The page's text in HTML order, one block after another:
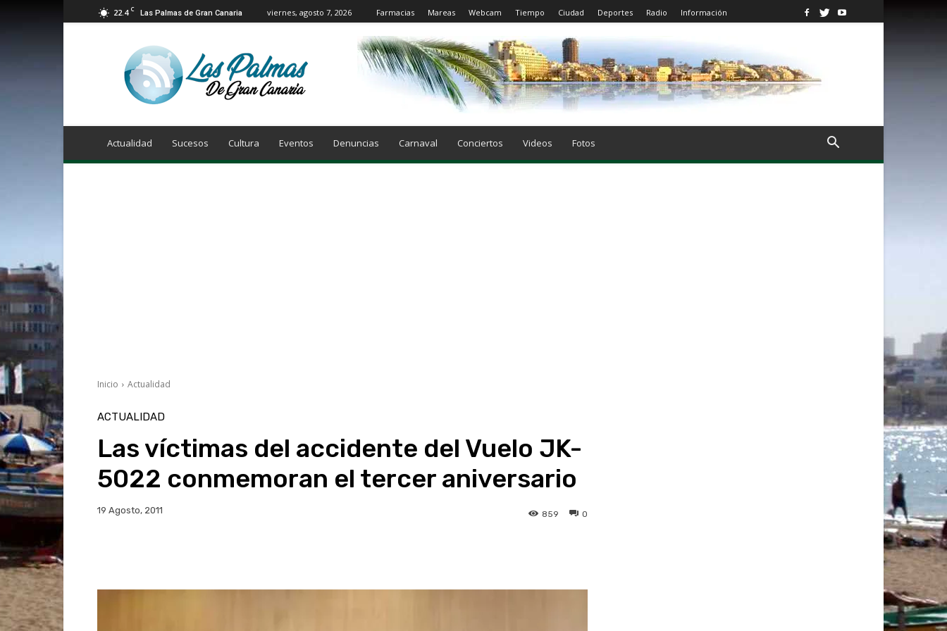
22.4 C Las Palmas de Gran Canaria viernes, agosto 7, 2026 Farmacias Mareas Webcam Tiempo Ciudad Deportes Radio Información
Las
Palmas
de
Canaria
Actualidad Sucesos Cultura Eventos Denuncias Carnaval Conciertos Videos Fotos
Inicio Actualidad
ACTUALIDAD
Las víctimas del accidente del Vuelo JK-
5022 conmemoran el tercer aniversario
19 Agosto, 2011 0
859